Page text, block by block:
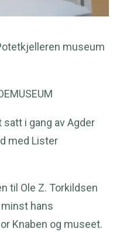
museum
i gang av Agder
med Lister
til Ole Z. Torkildsen
hans
Knaben og museet.